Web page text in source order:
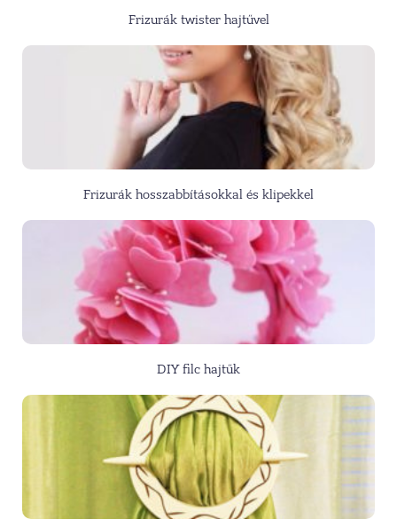
Frizurák twister hajtűvel
Frizurák hosszabbításokkal és klipekkel
DIY filc hajtűk